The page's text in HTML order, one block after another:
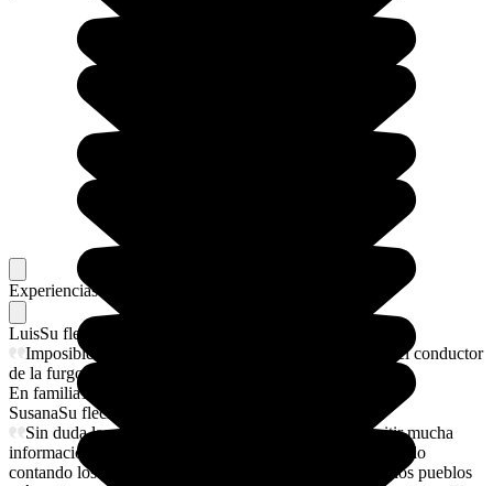
Experiencias memorables
LuisSu flechazo
Imposible mejorar. La planificación del viaje, la guía, el conductor
de la furgoneta y la relación calidad- precio. ¡Gracias!!!!
En familia1/9/2025
SusanaSu flechazo
Sin duda las guías, Arpine y Ani, han sabido transmitir mucha
información en poco tiempo y como un libro abierto han ido
contando los orígenes, invasiones, esplendor de uno de los pueblos